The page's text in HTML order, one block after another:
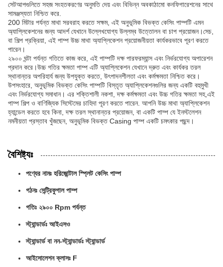
সেটআপগুলিতে সহজ সংহতকরণের অনুমতি দেয় এবং বিভিন্ন অবকাঠামো কনফিগারেশনের সাথে
সামঞ্জস্যতা নিশ্চিত করে.
200 মিটার পর্যন্ত মাথা সরবরাহ করতে সক্ষম, এই অনুভূমিক বিভক্ত কেসিং পাম্পটি এমন
অ্যাপ্লিকেশনের জন্য আদর্শ যেখানে উল্লেখযোগ্য উল্লম্ব উত্তোলন বা চাপ প্রয়োজন।সেচ,
বা শিল্প প্রক্রিয়া, এই পাম্প উচ্চ মাথা অ্যাপ্লিকেশন প্রয়োজনীয়তা কার্যকরভাবে পূরণ করতে
পারেন।
২৯০০ ঘন্টা পর্যন্ত গতিতে কাজ করে, এই পাম্পটি দক্ষ পারফরম্যান্স এবং নির্ভরযোগ্য অপারেশন
প্রদান করে।উচ্চ গতির ক্ষমতা পাম্প এটি অ্যাপ্লিকেশন যেখানে দ্রুত এবং কার্যকর তরল
স্থানান্তর অপরিহার্য জন্য উপযুক্ত করতে, উৎপাদনশীলতা এবং কর্মক্ষমতা নিশ্চিত করে।
উপসংহারে, অনুভূমিক বিভক্ত কেসিং পাম্পটি বিস্তৃত অ্যাপ্লিকেশনগুলির জন্য একটি বহুমুখী
এবং নির্ভরযোগ্য সমাধান। এর শক্তিশালী নকশা, দক্ষ কর্মক্ষমতা এবং উচ্চ গতির ক্ষমতা সহ,এই
পাম্প শিল্প ও বাণিজ্যিক সিস্টেমের চাহিদা পূরণ করতে পারেন. আপনি উচ্চ মাথা অ্যাপ্লিকেশন
হ্যান্ডেল করতে হবে কিনা, দক্ষ তরল স্থানান্তর প্রয়োজন, বা একটি পাম্প যে ইনস্টলেশন
নমনীয়তা প্রস্তাব খুঁজছেন, অনুভূমিক বিভক্ত Casing পাম্প একটি চমৎকার পছন্দ।
বৈশিষ্ট্যঃ
পণ্যের নামঃ হরিজোন্টাল স্প্লিট কেসিং পাম্প
গঠনঃ সেন্ট্রিফুগাল পাম্প
গতিঃ ২৯০০ Rpm পর্যন্ত
স্ট্যান্ডার্ডঃ আইএসও
স্ট্যান্ডার্ড বা নন-স্ট্যান্ডার্ডঃ স্ট্যান্ডার্ড
আইসোলেশন ক্লাসঃ F